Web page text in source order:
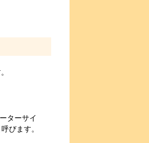
ターサイ
びます。